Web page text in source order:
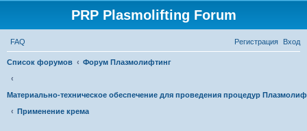
PRP Plasmolifting Forum
FAQ Вход
Регистрация
Список форумов Форум Плазмолифтинг
Материально-техническое обеспечение для проведения процедур
Применение крема